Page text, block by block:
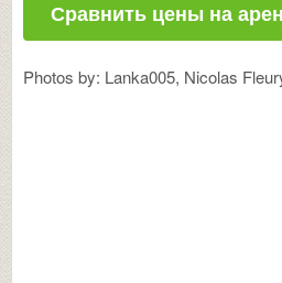
Сравнить цены на
Photos by: Lanka005, Nicolas